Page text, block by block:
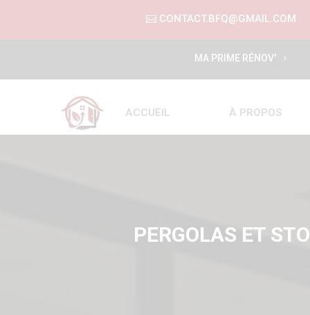
CONTACT.BFQ@GMAIL.COM
MA PRIME RÉNOV'
ACCUEIL À PROPOS
PERGOLAS ET